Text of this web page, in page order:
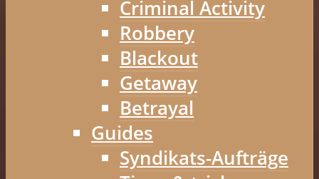
Criminal Activity
Robbery
Blackout
Getaway
Betrayal
Guides
Syndikats-Aufträge